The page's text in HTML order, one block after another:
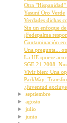
Otra "Hispanidad"
Yasuní Oro Verde
Verdades dichas
Sin un enfoque
¡Fedepalma
Contaminación
Una pregunta...
La UE quiere
SGE 21:2008.
Vivir bien: Una
ParkWay:
¿Juventud
►septiembre
►agosto
►julio
►junio